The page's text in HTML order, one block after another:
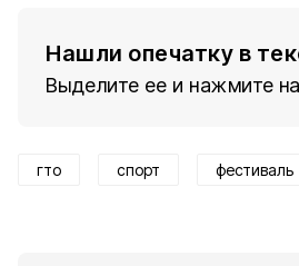
Нашли опечатку в
Выделите ее и нажмите на
гто спорт фестиваль